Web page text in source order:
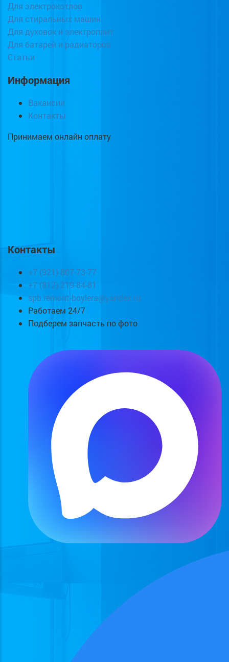
Для электрокотлов
Для стиральных машин
Для духовок и электроплит
Для батарей и радиаторов
Статьи
Информация
Вакансии
Контакты
Принимаем онлайн оплату
Контакты
+7 (921) 807-73-77
+7 (812) 219-84-81
spb.remont-boylera@yandex.ru
Работаем 24/7
Подберем запчасть по фото